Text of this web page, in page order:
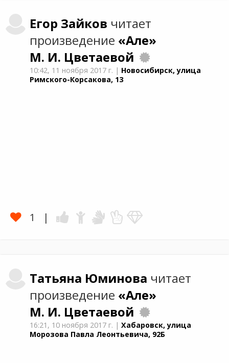
Егор Зайков читает
произведение «Але»
М. И. Цветаевой
10:42, 11 ноября 2017 г. | Новосибирск, улица
Римского-Корсакова, 13
1
Татьяна Юминова читает
произведение «Але»
М. И. Цветаевой
16:21, 10 ноября 2017 г. |Хабаровск, улица
Морозова Павла Леонтьевича, 92Б